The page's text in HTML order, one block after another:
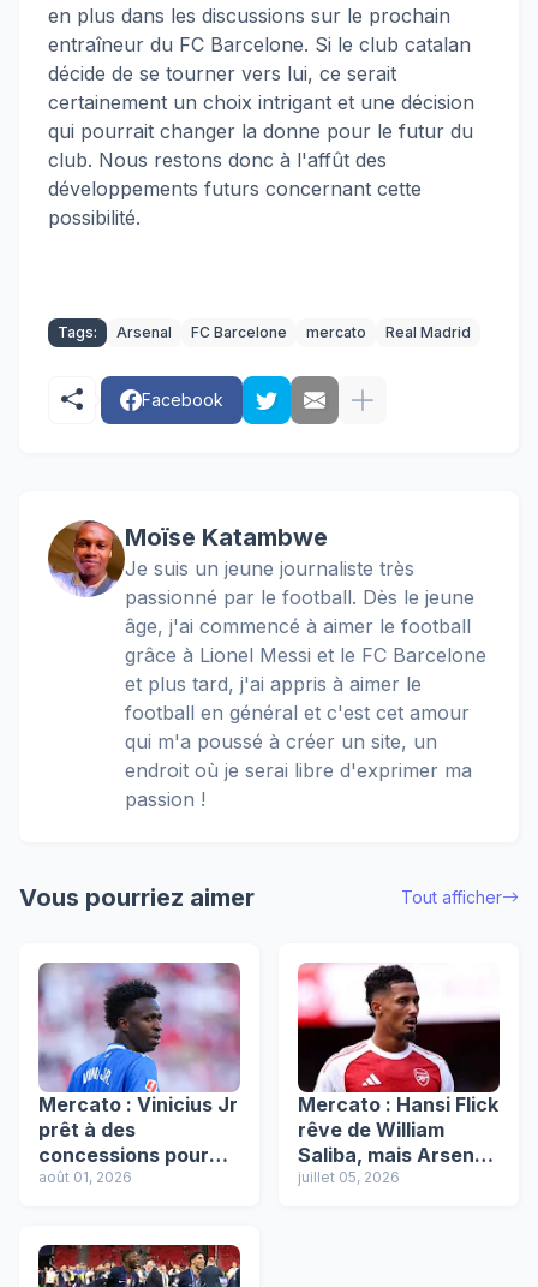
en plus dans les discussions sur le prochain
entraîneur du FC Barcelone. Si le club catalan
décide de se tourner vers lui, ce serait
certainement un choix intrigant et une décision
qui pourrait changer la donne pour le futur du
club. Nous restons donc à l'affût des
développements futurs concernant cette
possibilité.
Tags: Arsenal FC Barcelone mercato Real Madrid
Facebook
Moïse Katambwe
Je suis un jeune journaliste très
passionné par le football. Dès le jeune
âge, j'ai commencé à aimer le football
grâce à Lionel Messi et le FC Barcelone
et plus tard, j'ai appris à aimer le
football en général et c'est cet amour
qui m'a poussé à créer un site, un
endroit où je serai libre d'exprimer ma
passion !
Vous pourriez aimer Tout afficher
Mercato : Vinicius Jr
prêt à des
concessions pour
prolonger, Arsenal à
août 01, 2026
Mercato : Hansi Flick
rêve de William
Saliba, mais Arsenal
pose les barbelés
juillet 05, 2026